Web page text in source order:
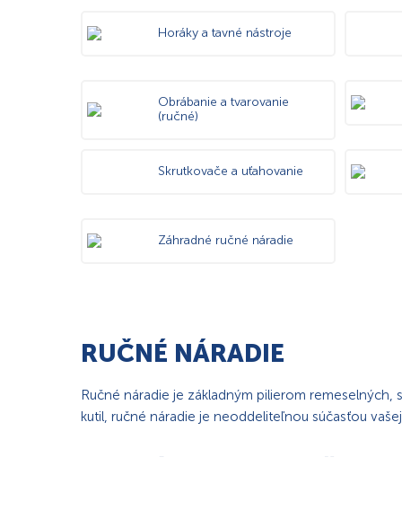
Horáky a tavné nástroje
Obrábanie a tvarovanie
(ručné)
Skrutkovače a uťahovanie
Záhradné ručné náradie
RUČNÉ NÁRADIE
Ručné náradie je základným pilierom
kutil, ručné náradie je neoddeliteľnou súčasťou
Ručné náradie je častokrát synonynom hobby